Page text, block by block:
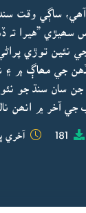
ساڳي وقت
سھيڙي ”هيرا
نئين توڙي پراڻي
جي مھاڳ ۾ ۽
جن سان سنڌ جو
آخر ۾ انھن
181 آخري